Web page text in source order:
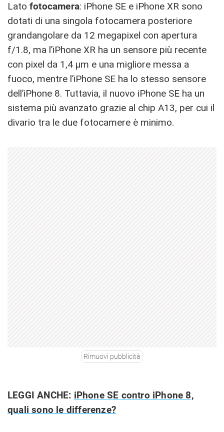
Lato fotocamera: iPhone SE e iPhone XR sono
dotati di una singola fotocamera posteriore
grandangolare da 12 megapixel con apertura
f/1.8, ma l’iPhone XR ha un sensore più recente
con pixel da 1,4 µm e una migliore messa a
fuoco, mentre l’iPhone SE ha lo stesso sensore
dell’iPhone 8. Tuttavia, il nuovo iPhone SE ha un
sistema più avanzato grazie al chip A13, per cui il
divario tra le due fotocamere è minimo.
Rimuovi pubblicità
LEGGI ANCHE: iPhone SE contro iPhone 8,
quali sono le differenze?